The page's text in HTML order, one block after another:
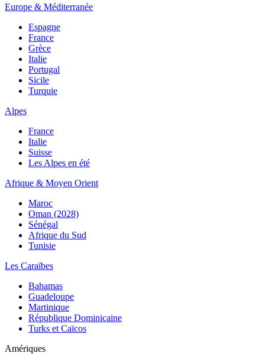
Europe & Méditerranée
Espagne
France
Grèce
Italie
Portugal
Sicile
Turquie
Alpes
France
Italie
Suisse
Les Alpes en été
Afrique & Moyen Orient
Maroc
Oman (2028)
Sénégal
Afrique du Sud
Tunisie
Les Caraïbes
Bahamas
Guadeloupe
Martinique
République Dominicaine
Turks et Caïcos
Amériques